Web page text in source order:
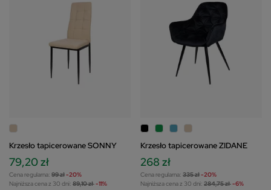
Krzesło tapicerowane SONNY
79,20 zł
Cena regularna: 99 zł-20%
Najniższa cena z 30 dni: 89,10 zł-11%
Krzesło tapicerowane ZIDANE
268 zł
Cena regularna: 335 zł-20%
Najniższa cena z 30 dni: 284,75 zł-6%